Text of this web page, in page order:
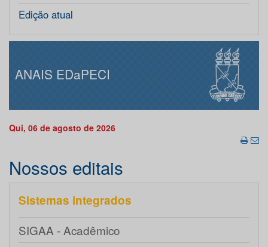
Edição atual
ANAIS EDaPECI
Qui, 06 de agosto de 2026
Nossos editais
Sistemas integrados
SIGAA - Acadêmico